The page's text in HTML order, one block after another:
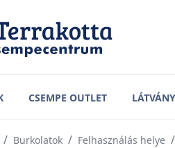
CSEMPE OUTLET
Burkolatok Felhasználás helye